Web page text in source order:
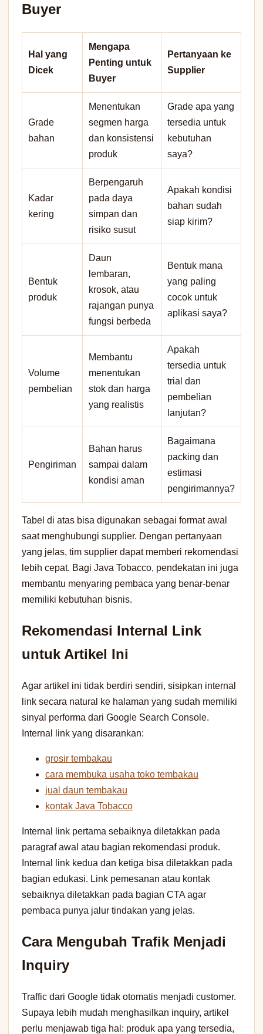
Buyer
Hal yang
Dicek
Mengapa
Penting untuk
Buyer
Pertanyaan ke
Supplier
Grade
bahan
Menentukan
segmen harga
dan konsistensi
produk
Grade apa yang
tersedia untuk
kebutuhan
saya?
Kadar
kering
Berpengaruh
pada daya
simpan dan
risiko susut
Apakah kondisi
bahan sudah
siap kirim?
Bentuk
produk
Daun
lembaran,
krosok, atau
rajangan punya
fungsi berbeda
Bentuk mana
yang paling
cocok untuk
aplikasi saya?
Volume
pembelian
Membantu
menentukan
stok dan harga
yang realistis
Apakah
tersedia untuk
trial dan
pembelian
lanjutan?
Pengiriman
Bahan harus
sampai dalam
kondisi aman
Bagaimana
packing dan
estimasi
pengirimannya?
Tabel di atas bisa digunakan sebagai format awal
saat menghubungi supplier. Dengan pertanyaan
yang jelas, tim supplier dapat memberi rekomendasi
lebih cepat. Bagi Java Tobacco, pendekatan ini juga
membantu menyaring pembaca yang benar-benar
memiliki kebutuhan bisnis.
Rekomendasi Internal Link
untuk Artikel Ini
Agar artikel ini tidak berdiri sendiri, sisipkan internal
link secara natural ke halaman yang sudah memiliki
sinyal performa dari Google Search Console.
Internal link yang disarankan:
grosir tembakau
cara membuka usaha toko tembakau
jual daun tembakau
kontak Java Tobacco
Internal link pertama sebaiknya diletakkan pada
paragraf awal atau bagian rekomendasi produk.
Internal link kedua dan ketiga bisa diletakkan pada
bagian edukasi. Link pemesanan atau kontak
sebaiknya diletakkan pada bagian CTA agar
pembaca punya jalur tindakan yang jelas.
Cara Mengubah Trafik Menjadi
Inquiry
Traffic dari Google tidak otomatis menjadi customer.
Supaya lebih mudah menghasilkan inquiry, artikel
perlu menjawab tiga hal: produk apa yang tersedia,